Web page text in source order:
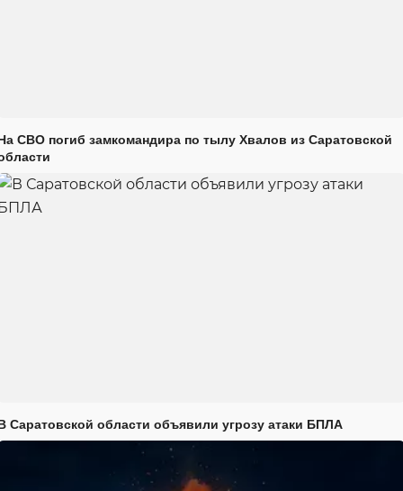
СВО погиб замкомандира по тылу Хвалов из Саратовской
Саратовской области объявили угрозу атаки БПЛА